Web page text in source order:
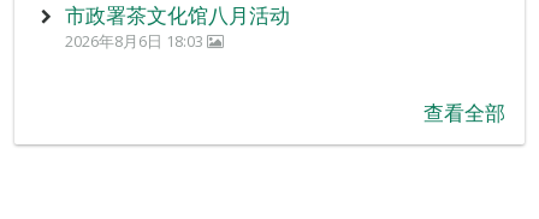
市政署茶文化馆八月活动
2026年8月6日 18:03
查看全部